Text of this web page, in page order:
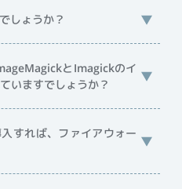
しょうか？
とImagickのイ
いますでしょうか？
すれば、ファイアウォー